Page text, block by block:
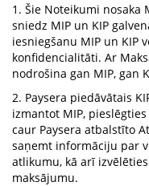
1. Šie Noteikumi nosaka
sniedz MIP un KIP
iesniegšanu MIP un KIP
konfidencialitāti. Ar
nodrošina gan MIP, gan
2. Paysera piedāvātais
izmantot MIP,
caur Paysera atbalstīto
saņemt informāciju par
atlikumu, kā arī
maksājumu.